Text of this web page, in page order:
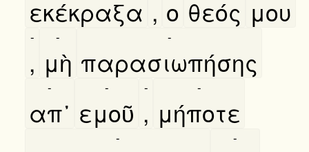
εκέκραξα , ο θεός μου
,
-
μὴ
-
παρασιωπήσης
-
απ᾿
-
εμοῦ
-
,
-
μήποτε
-
- -